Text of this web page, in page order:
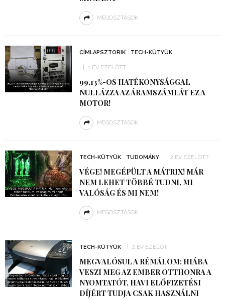
MEGOSZTÁSOK
CÍMLAPSZTORIK TECH-KÜTYÜK
1 ÉV EZELŐTT
99,13%-OS HATÉKONYSÁGGAL
NULLÁZZA AZ ÁRAMSZÁMLÁT EZ A
MOTOR!
MEGOSZTÁSOK
TECH-KÜTYÜK TUDOMÁNY 2 ÉV EZELŐTT
VÉGE! MEGÉPÜLT A MÁTRIX! MÁR
NEM LEHET TÖBBÉ TUDNI, MI
VALÓSÁG ÉS MI NEM!
MEGOSZTÁSOK
TECH-KÜTYÜK 2 ÉV EZELŐTT
MEGVALÓSUL A RÉMÁLOM: HIÁBA
VESZI MEG AZ EMBER OTTHONRA A
NYOMTATÓT, HAVI ELŐFIZETÉSI
DÍJÉRT TUDJA CSAK HASZNÁLNI